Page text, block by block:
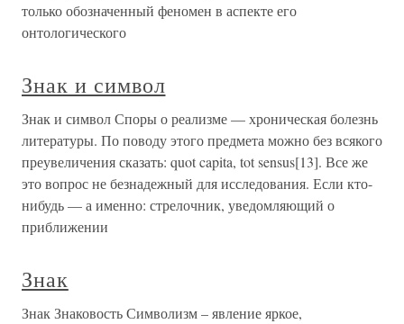
только обозначенный феномен в аспекте его
онтологического
Знак и символ
Знак и символ Споры о реализме — хроническая болезнь
литературы. По поводу этого предмета можно без всякого
преувеличения сказать: quot capita, tot sensus[13]. Все же
это вопрос не безнадежный для исследования. Если кто-
нибудь — а именно: стрелочник, уведомляющий о
приближении
Знак
Знак Знаковость Символизм – явление яркое,